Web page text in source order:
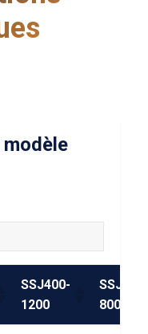
SSJ400-
1200
SSJ450-
800